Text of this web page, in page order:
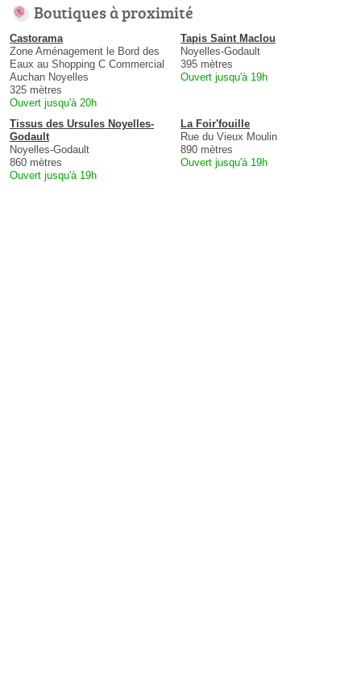
Boutiques à proximité
Castorama
Zone Aménagement le Bord des
Eaux au Shopping C Commercial
Auchan Noyelles
325 mètres
Ouvert jusqu'à 20h
Tapis Saint Maclou
Noyelles-Godault
395 mètres
Ouvert jusqu'à 19h
Tissus des Ursules Noyelles-
Godault
Noyelles-Godault
860 mètres
Ouvert jusqu'à 19h
La Foir'fouille
Rue du Vieux Moulin
890 mètres
Ouvert jusqu'à 19h